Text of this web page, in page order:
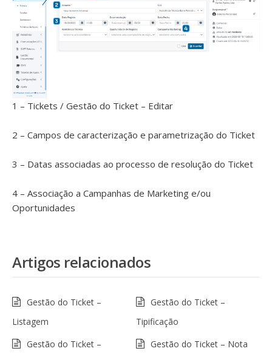
1 – Tickets / Gestão do Ticket – Editar
2 – Campos de caracterização e parametrização do Ticket
3 – Datas associadas ao processo de resolução do Ticket
4 – Associação a Campanhas de Marketing e/ou
Oportunidades
Artigos relacionados
Gestão do Ticket –
Listagem
Gestão do Ticket –
Tipificação
Gestão do Ticket –
Gestão do Ticket – Nota